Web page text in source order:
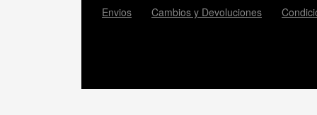
Envios Cambios y Devoluciones